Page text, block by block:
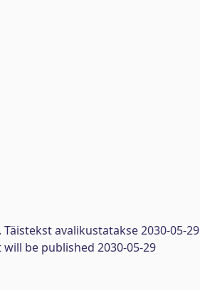
avalikustatakse 2030-05-29
be published 2030-05-29